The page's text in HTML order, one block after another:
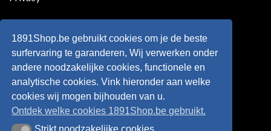
Europese
Retourneren
Algemene voorwaarden
1891Shop.be gebruikt cookies om je de beste
surfervaring te garanderen, Wij verwerken onder
andere noodzakelijke cookies, functionele en
analytische cookies. Vink hieronder aan welke
cookies wij mogen bijhouden van u.
Ontdek welke cookies 1891Shop.be gebruikt.
Strikt noodzakelijke cookies